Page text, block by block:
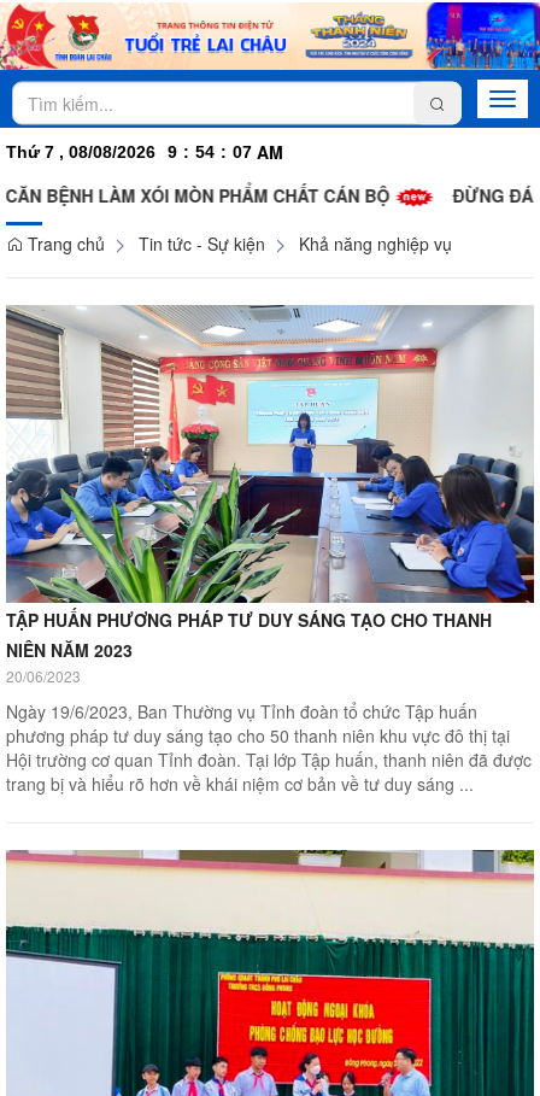
Thứ 7 , 08/08/2026 9 : 54 : 07 AM
BỆNH LÀM XÓI MÒN PHẨM CHẤT CÁN BỘ
ĐỪNG ĐÁNH
Trang chủ
Tin tức - Sự kiện Khả năng nghiệp vụ
TẬP HUẤN PHƯƠNG PHÁP TƯ DUY SÁNG TẠO CHO THANH
NIÊN NĂM 2023
20/06/2023
Ngày 19/6/2023, Ban Thường vụ Tỉnh đoàn tổ chức Tập huấn
phương pháp tư duy sáng tạo cho 50 thanh niên khu vực đô thị tại
Hội trường cơ quan Tỉnh đoàn. Tại lớp Tập huấn, thanh niên đã được
trang bị và hiểu rõ hơn về khái niệm cơ bản về tư duy sáng ...